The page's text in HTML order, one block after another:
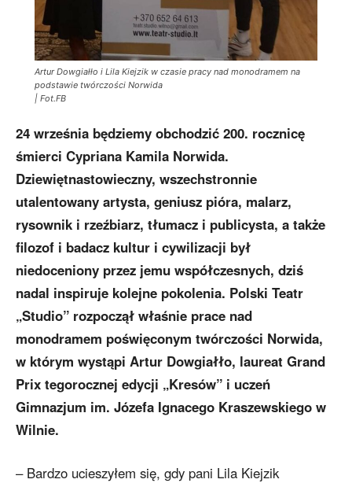
Artur Dowgiałło i Lila Kiejzik w czasie pracy nad monodramem na
podstawie twórczości Norwida
| Fot.FB
24 września będziemy obchodzić 200. rocznicę
śmierci Cypriana Kamila Norwida.
Dziewiętnastowieczny, wszechstronnie
utalentowany artysta, geniusz pióra, malarz,
rysownik i rzeźbiarz, tłumacz i publicysta, a także
filozof i badacz kultur i cywilizacji był
niedoceniony przez jemu współczesnych, dziś
nadal inspiruje kolejne pokolenia. Polski Teatr
„Studio” rozpoczął właśnie prace nad
monodramem poświęconym twórczości Norwida,
w którym wystąpi Artur Dowgiałło, laureat Grand
Prix tegorocznej edycji „Kresów” i uczeń
Gimnazjum im. Józefa Ignacego Kraszewskiego w
Wilnie.
– Bardzo ucieszyłem się, gdy pani Lila Kiejzik